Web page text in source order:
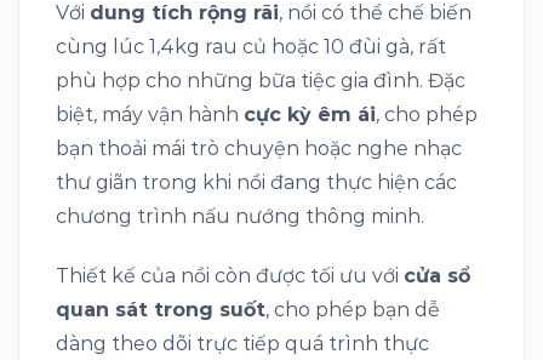
Với dung tích rộng rãi, nồi có thể chế biến
cùng lúc 1,4kg rau củ hoặc 10 đùi gà, rất
phù hợp cho những bữa tiệc gia đình. Đặc
biệt, máy vận hành cực kỳ êm ái, cho phép
bạn thoải mái trò chuyện hoặc nghe nhạc
thư giãn trong khi nồi đang thực hiện các
chương trình nấu nướng thông minh.
Thiết kế của nồi còn được tối ưu với cửa sổ
quan sát trong suốt, cho phép bạn dễ
dàng theo dõi trực tiếp quá trình thực